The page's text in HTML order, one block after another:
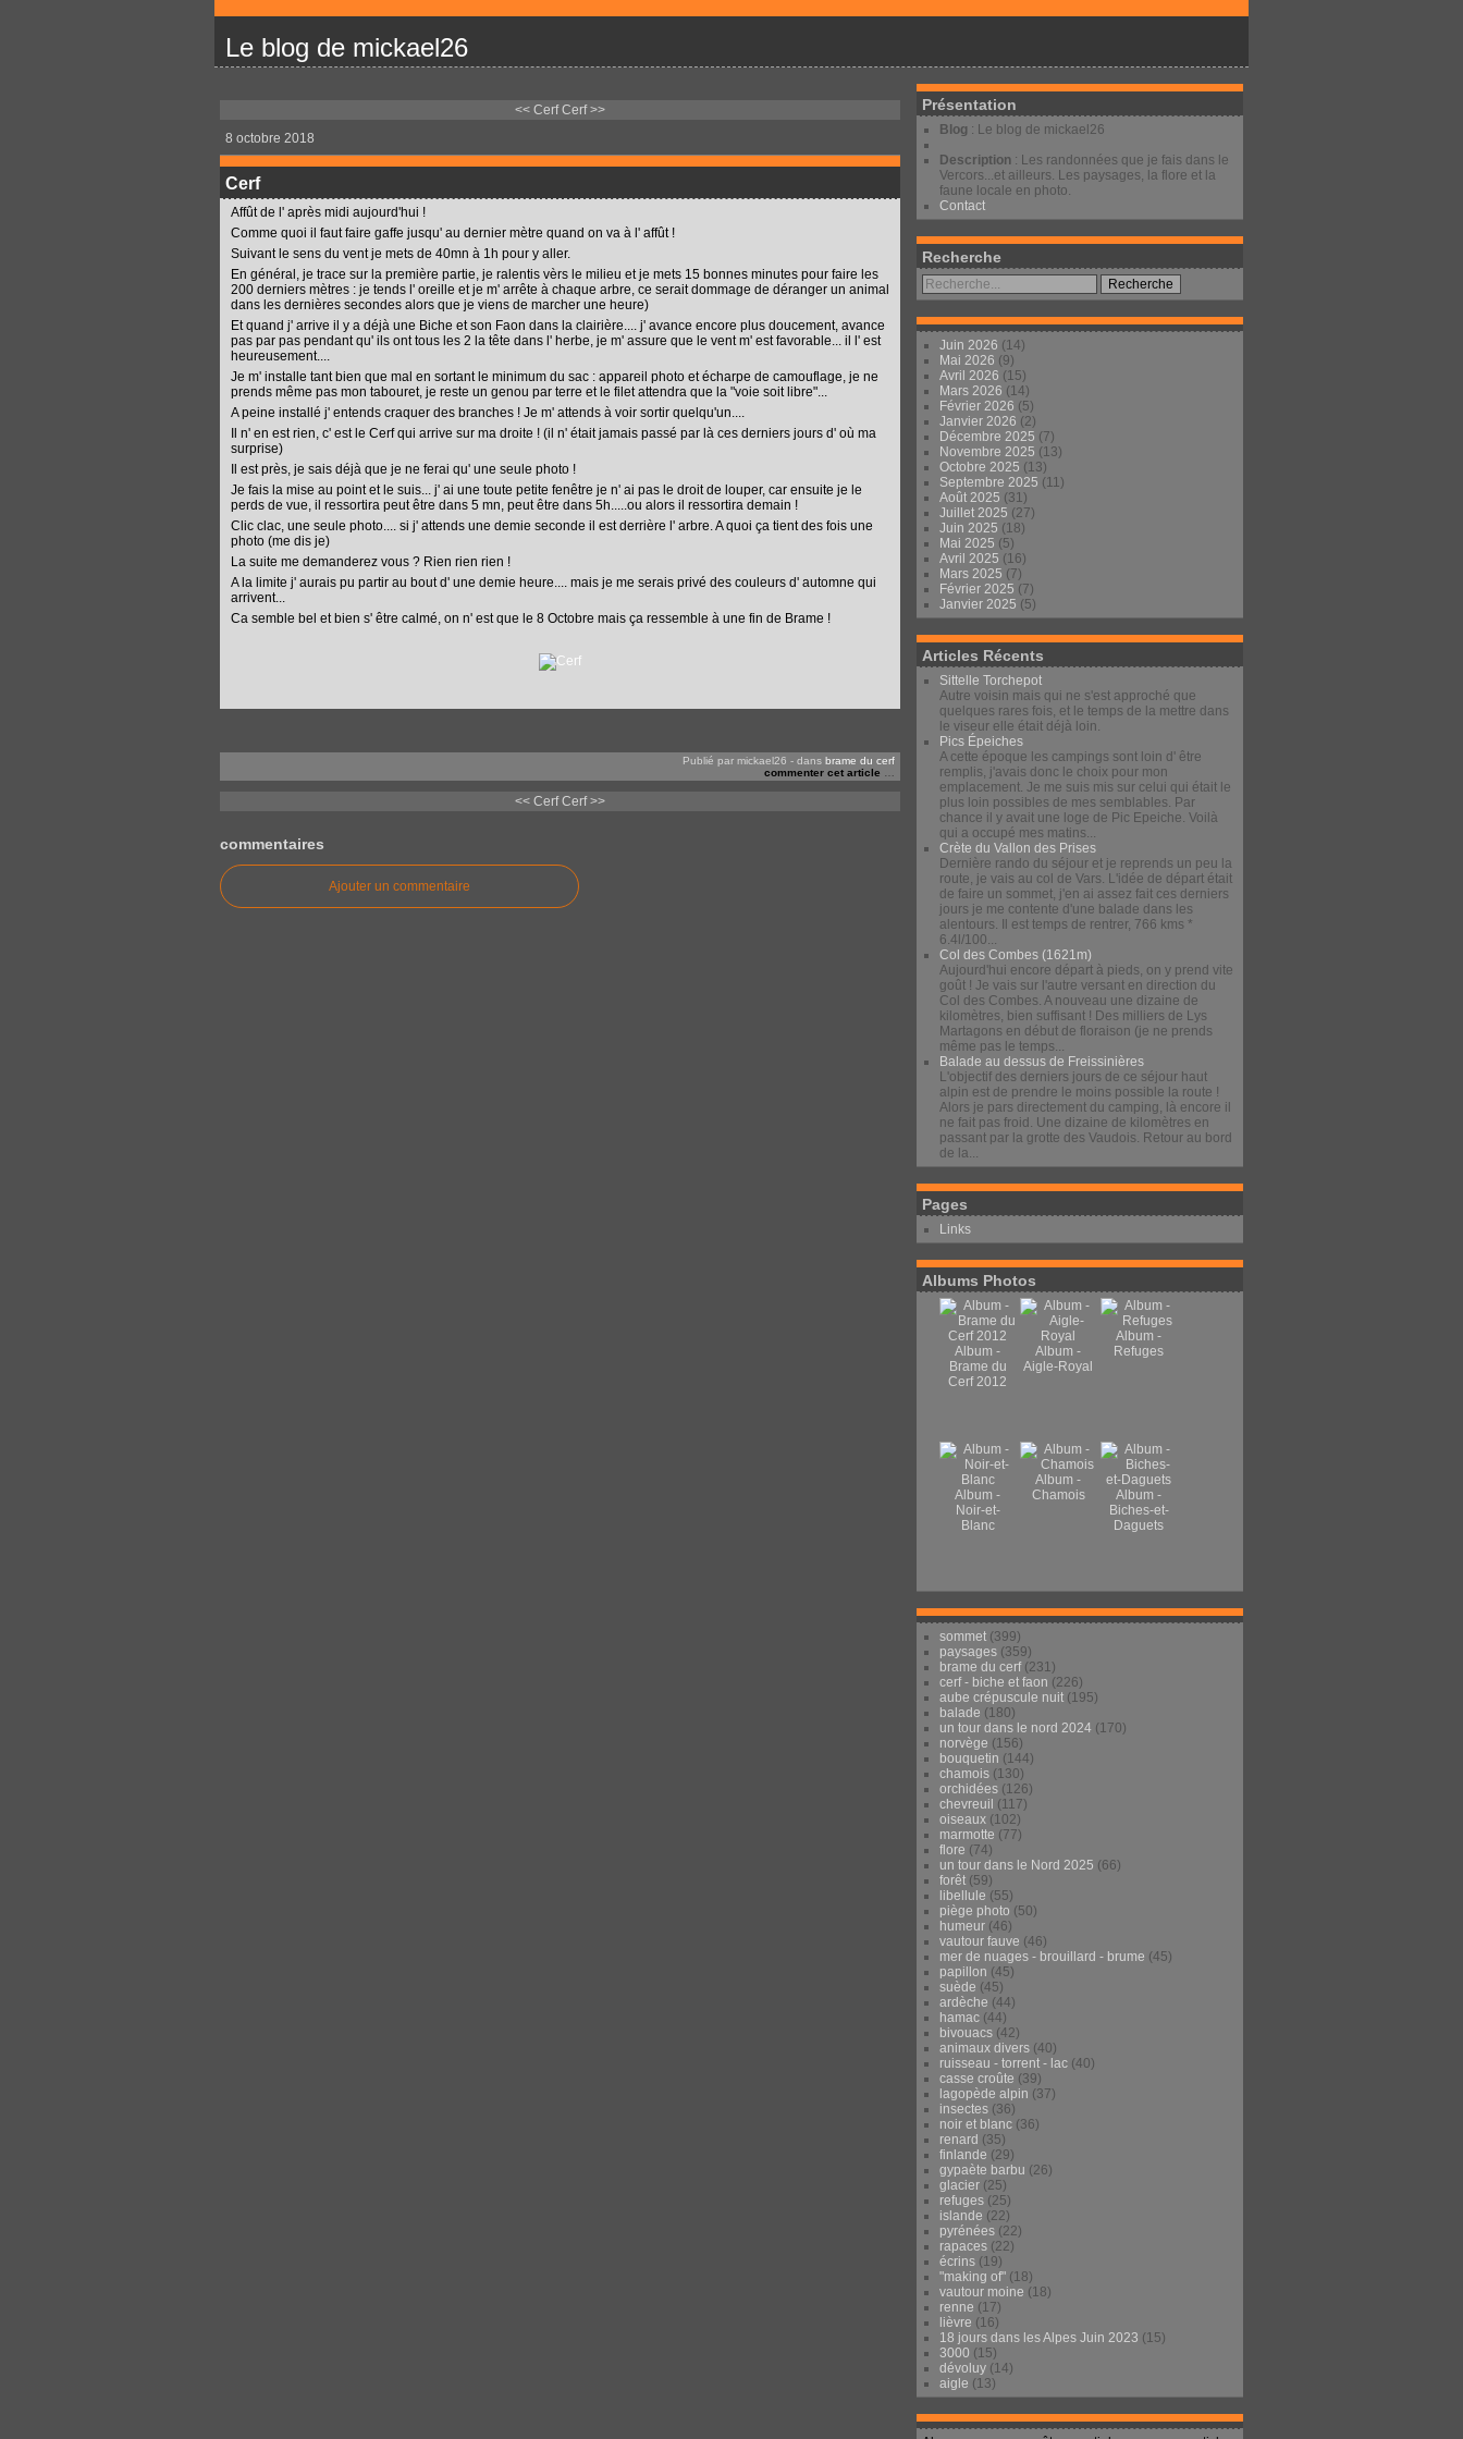
Le blog de mickael26
<< Cerf Cerf >>
8 octobre 2018
Cerf
Affût de l' après midi aujourd'hui !
Comme quoi il faut faire gaffe jusqu' au dernier mètre quand on va à l' affût !
Suivant le sens du vent je mets de 40mn à 1h pour y aller.
En général, je trace sur la première partie, je ralentis vèrs le milieu et je mets 15 bonnes minutes pour faire les
200 derniers mètres : je tends l' oreille et je m' arrête à chaque arbre, ce serait dommage de déranger un animal
dans les dernières secondes alors que je viens de marcher une heure)
Et quand j' arrive il y a déjà une Biche et son Faon dans la clairière.... j' avance encore plus doucement, avance
pas par pas pendant qu' ils ont tous les 2 la tête dans l' herbe, je m' assure que le vent m' est favorable... il l' est
heureusement....
Je m' installe tant bien que mal en sortant le minimum du sac : appareil photo et écharpe de camouflage, je ne
prends même pas mon tabouret, je reste un genou par terre et le filet attendra que la "voie soit libre"...
A peine installé j' entends craquer des branches ! Je m' attends à voir sortir quelqu'un....
Il n' en est rien, c' est le Cerf qui arrive sur ma droite ! (il n' était jamais passé par là ces derniers jours d' où ma
surprise)
Il est près, je sais déjà que je ne ferai qu' une seule photo !
Je fais la mise au point et le suis... j' ai une toute petite fenêtre je n' ai pas le droit de louper, car ensuite je le
perds de vue, il ressortira peut être dans 5 mn, peut être dans 5h.....ou alors il ressortira demain !
Clic clac, une seule photo.... si j' attends une demie seconde il est derrière l' arbre. A quoi ça tient des fois une
photo (me dis je)
La suite me demanderez vous ? Rien rien rien !
A la limite j' aurais pu partir au bout d' une demie heure.... mais je me serais privé des couleurs d' automne qui
arrivent...
Ca semble bel et bien s' être calmé, on n' est que le 8 Octobre mais ça ressemble à une fin de Brame !
Publié par mickael26 - dans brame du cerf
commenter cet article
<< Cerf Cerf >>
commentaires
Ajouter un commentaire
Présentation
Blog : Le blog de mickael26
Description : Les randonnées que je fais dans le
Vercors...et ailleurs. Les paysages, la flore et la
faune locale en photo.
Contact
Recherche
Juin 2026 (14)
Mai 2026 (9)
Avril 2026 (15)
Mars 2026 (14)
Février 2026 (5)
Janvier 2026 (2)
Décembre 2025 (7)
Novembre 2025 (13)
Octobre 2025 (13)
Septembre 2025 (11)
Août 2025 (31)
Juillet 2025 (27)
Juin 2025 (18)
Mai 2025 (5)
Avril 2025 (16)
Mars 2025 (7)
Février 2025 (7)
Janvier 2025 (5)
Articles Récents
Sittelle Torchepot
Autre voisin mais qui ne s'est approché que
quelques rares fois, et le temps de la mettre dans
le viseur elle était déjà loin.
Pics Épeiches
A cette époque les campings sont loin d' être
remplis, j'avais donc le choix pour mon
emplacement. Je me suis mis sur celui qui était le
plus loin possibles de mes semblables. Par
chance il y avait une loge de Pic Epeiche. Voilà
qui a occupé mes matins...
Crète du Vallon des Prises
Dernière rando du séjour et je reprends un peu la
route, je vais au col de Vars. L'idée de départ était
de faire un sommet, j'en ai assez fait ces derniers
jours je me contente d'une balade dans les
alentours. Il est temps de rentrer, 766 kms *
6.4l/100...
Col des Combes (1621m)
Aujourd'hui encore départ à pieds, on y prend vite
goût ! Je vais sur l'autre versant en direction du
Col des Combes. A nouveau une dizaine de
kilomètres, bien suffisant ! Des milliers de Lys
Martagons en début de floraison (je ne prends
même pas le temps...
Balade au dessus de Freissinières
L'objectif des derniers jours de ce séjour haut
alpin est de prendre le moins possible la route !
Alors je pars directement du camping, là encore il
ne fait pas froid. Une dizaine de kilomètres en
passant par la grotte des Vaudois. Retour au bord
de la...
Pages
Links
Albums Photos
Album -
Brame du
Cerf 2012
Album -
Aigle-Royal
Album -
Refuges
Album -
Noir-et-
Blanc
Album -
Chamois
Album -
Biches-et-
Daguets
sommet (399)
paysages (359)
brame du cerf(231)
cerf - biche et faon (226)
aube crépuscule nuit (195)
balade (180)
un tour dans le nord 2024 (170)
norvège (156)
bouquetin (144)
chamois (130)
orchidées (126)
chevreuil (117)
oiseaux (102)
marmotte (77)
flore (74)
un tour dans le Nord 2025 (66)
forêt (59)
libellule (55)
piège photo (50)
humeur (46)
vautour fauve (46)
mer de nuages - brouillard - brume (45)
papillon (45)
suède (45)
ardèche (44)
hamac (44)
bivouacs (42)
animaux divers (40)
ruisseau - torrent - lac (40)
casse croûte (39)
lagopède alpin (37)
insectes (36)
noir et blanc (36)
renard (35)
finlande (29)
gypaète barbu (26)
glacier (25)
refuges (25)
islande (22)
pyrénées (22)
rapaces (22)
écrins (19)
"making of" (18)
vautour moine (18)
renne (17)
lièvre (16)
18 jours dans les Alpes Juin 2023 (15)
3000 (15)
dévoluy (14)
aigle (13)